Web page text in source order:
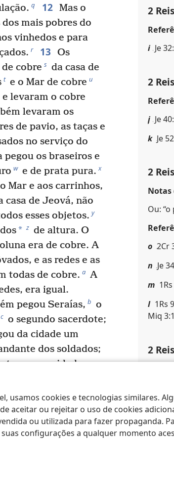
usamos cookies e tecnologias similares.
aceitar ou rejeitar o uso de cookies
ou utilizada para fazer propaganda.
configurações a qualquer momento
q 12 Mas o
mais pobres do
vinhedos e para
r 13
Os
cobre s da casa de
t e o Mar de cobre u
levaram o cobre
levaram os
de pavio, as taças e
no serviço do
pegou os braseiros e
w e de prata pura. x
Mar e aos carrinhos,
de Jeová, não
esses objetos. y
* z de altura. O
era de cobre. A
e as redes e as
todas de cobre. a A
era igual.
pegou Seraías, b o
c o segundo sacerdote;
da cidade um
dos soldados;
na cidade; o
que recrutava o
povo da terra que
e chefe
ao rei de Babilônia,
os golpeou e os
2
i Je
2
j Je
k Je
2
Notas
Ou: “o
o 2Cr
n Je
m
l 1Rs
Miq
2
2